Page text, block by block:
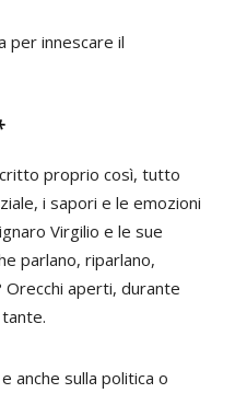
per innescare il
proprio così, tutto
i sapori e le emozioni
Virgilio e le sue
parlano, riparlano,
Orecchi aperti, durante
anche sulla politica o